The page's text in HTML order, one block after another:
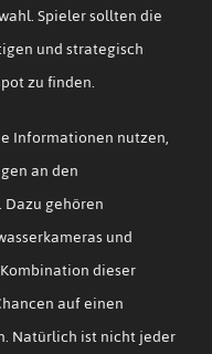
Spieler sollten die
und strategisch
zu finden.
Informationen nutzen,
an den
gehören
und
dieser
auf einen
Natürlich ist nicht jeder